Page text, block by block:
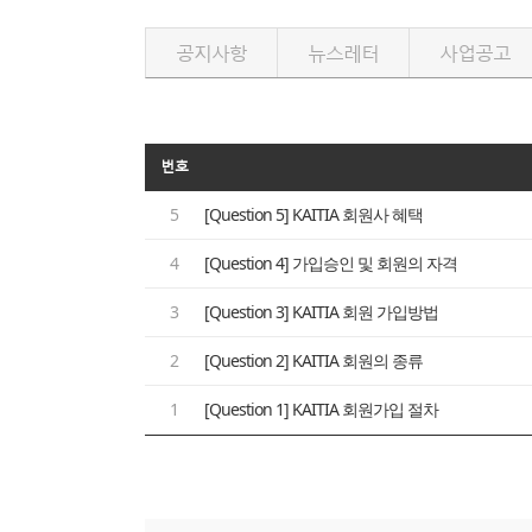
공지사항 뉴스레터 사업공고
번호
5 [Question 5] KAITIA 회원사 혜택
4 [Question 4] 가입승인 및 회원의 자격
3 [Question 3] KAITIA 회원 가입방법
2 [Question 2] KAITIA 회원의 종류
1 [Question 1] KAITIA 회원가입 절차